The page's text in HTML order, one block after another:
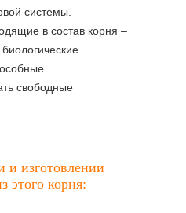
системы.
в состав корня –
свободные
изготовлении
этого корня: